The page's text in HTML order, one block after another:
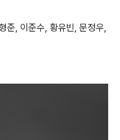
준, 이준수, 황유빈, 문정우,